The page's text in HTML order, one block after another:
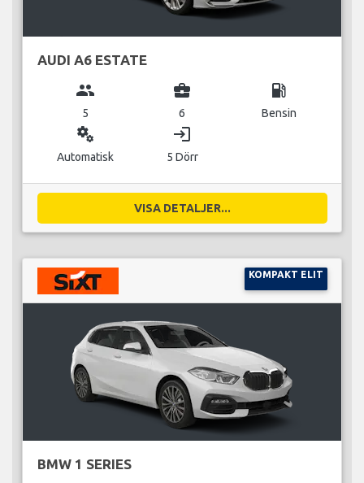
AUDI A6 ESTATE
group
5
business_center
6
local_gas_station
Bensin
miscellaneous_services
Automatisk
login
5 Dörr
VISA DETALJER...
KOMPAKT ELIT
BMW 1 SERIES